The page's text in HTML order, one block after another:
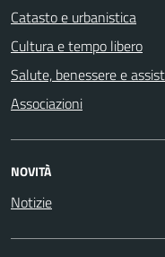
Catasto e urbanistica
Cultura e tempo libero
Salute, benessere e
Associazioni
NOVITÀ
Notizie